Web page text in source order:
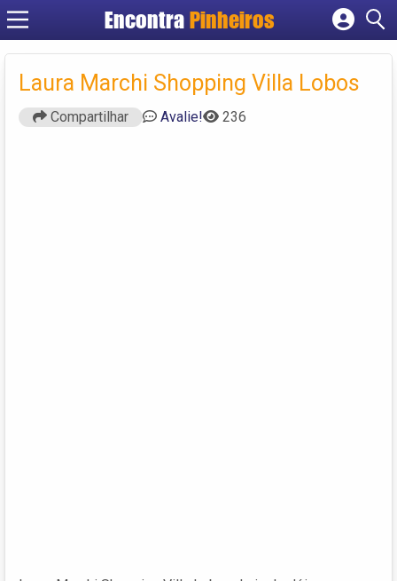
EncontraPinheiros
Cadastrar empresa
Criar conta
Laura Marchi Shopping Villa Lobos
Compartilhar Avalie! 236